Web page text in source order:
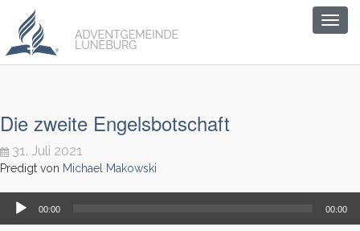
Die zweite Engelsbotschaft
31. Juli 2021
Predigt von Michael Makowski
Audio-
Player
00:00 00:00